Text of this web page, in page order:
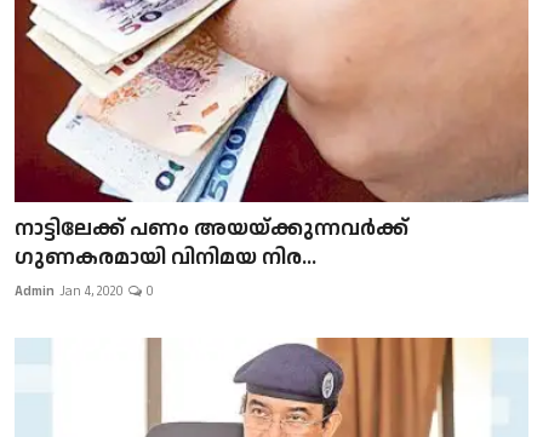
നാട്ടിലേക്ക് പണം അയയ്ക്കുന്നവർക്ക്
ഗുണകരമായി വിനിമയ നിര...
Admin Jan 4, 2020 0